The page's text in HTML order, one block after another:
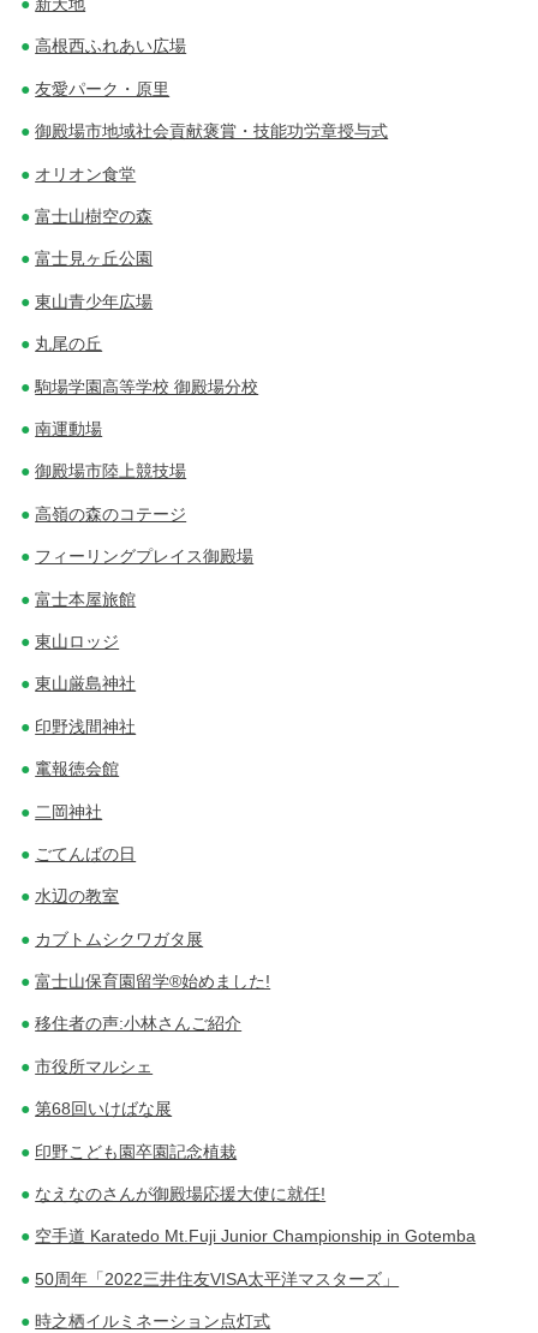
高根西ふれあい広場
友愛パーク・原里
御殿場市地域社会貢献褒賞・技能功労章授与式
オリオン食堂
富士山樹空の森
富士見ヶ丘公園
東山青少年広場
丸尾の丘
駒場学園高等学校 御殿場分校
南運動場
御殿場市陸上競技場
高嶺の森のコテージ
フィーリングプレイス御殿場
富士本屋旅館
東山ロッジ
東山厳島神社
印野浅間神社
竃報徳会館
二岡神社
ごてんばの日
水辺の教室
カブトムシクワガタ展
富士山保育園留学®始めました!
移住者の声:小林さんご紹介
市役所マルシェ
第68回いけばな展
印野こども園卒園記念植栽
なえなのさんが御殿場応援大使に就任!
空手道 Karatedo Mt.Fuji Junior Championship in Gotemba
50周年「2022三井住友VISA太平洋マスターズ」
時之栖イルミネーション点灯式